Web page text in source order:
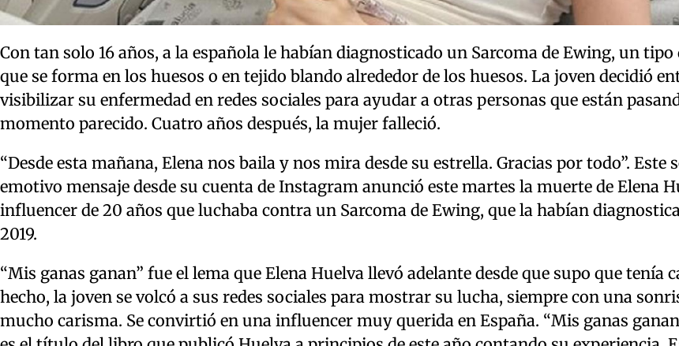
Con tan solo 16 años, a la española le habían diagnosticado un Sarcoma de Ewing, un tipo
que se forma en los huesos o en tejido blando alrededor de los huesos. La joven decidió
visibilizar su enfermedad en redes sociales para ayudar a otras personas que están
momento parecido. Cuatro años después, la mujer falleció.
“Desde esta mañana, Elena nos baila y nos mira desde su estrella. Gracias por todo”. Este
emotivo mensaje desde su cuenta de Instagram anunció este martes la muerte de Elena
influencer de 20 años que luchaba contra un Sarcoma de Ewing, que la habían
2019.
“Mis ganas ganan” fue el lema que Elena Huelva llevó adelante desde que supo que tenía
hecho, la joven se volcó a sus redes sociales para mostrar su lucha, siempre con una
mucho carisma. Se convirtió en una influencer muy querida en España. “Mis ganas